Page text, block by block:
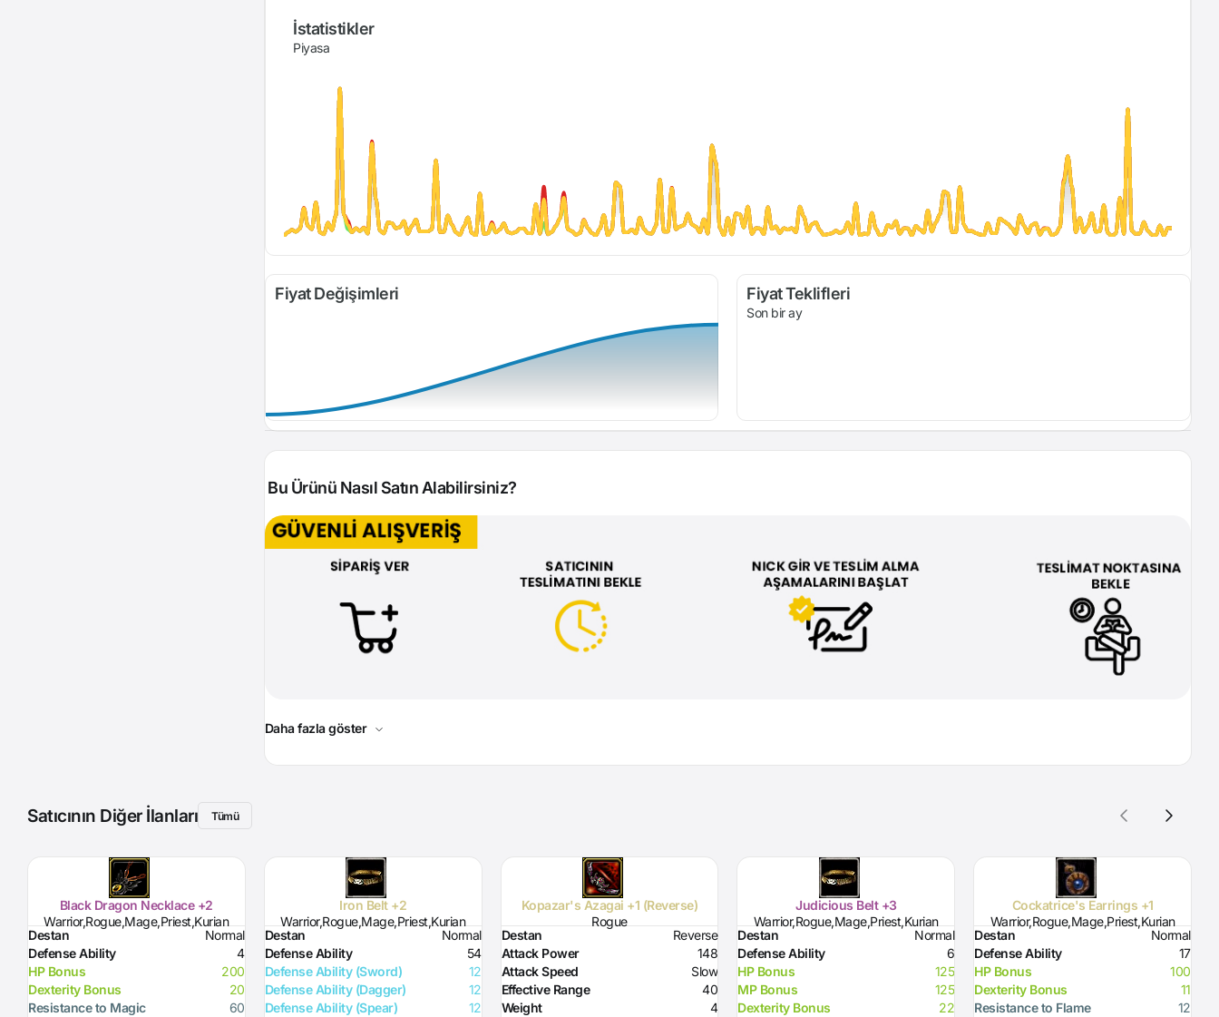
İstatistikler
Piyasa
Fiyat Değişimleri Fiyat Teklifleri
Son bir ay
Bu Ürünü Nasıl Satın Alabilirsiniz?
Daha fazla göster
Satıcının Diğer İlanları Tümü
Black Dragon Necklace +2
Warrior,Rogue,Mage,Priest,Kurian
Destan
Normal
Defense Ability
4
HP Bonus
200
Dexterity Bonus
20
Resistance to Magic
60
Iron Belt +2
Warrior,Rogue,Mage,Priest,Kurian
Destan
Normal
Defense Ability
54
Defense Ability (Sword)
12
Defense Ability (Dagger)
12
Defense Ability (Spear)
12
Kopazar's Azagai +1 (Reverse)
Rogue
Destan
Reverse
Attack Power
148
Attack Speed
Slow
Effective Range
40
Weight
4
Judicious Belt +3
Warrior,Rogue,Mage,Priest,Kurian
Destan
Normal
Defense Ability
6
HP Bonus
125
MP Bonus
125
Dexterity Bonus
22
Cockatrice's Earrings +1
Warrior,Rogue,Mage,Priest,Kurian
Destan
Normal
Defense Ability
17
HP Bonus
100
Dexterity Bonus
11
Resistance to Flame
12